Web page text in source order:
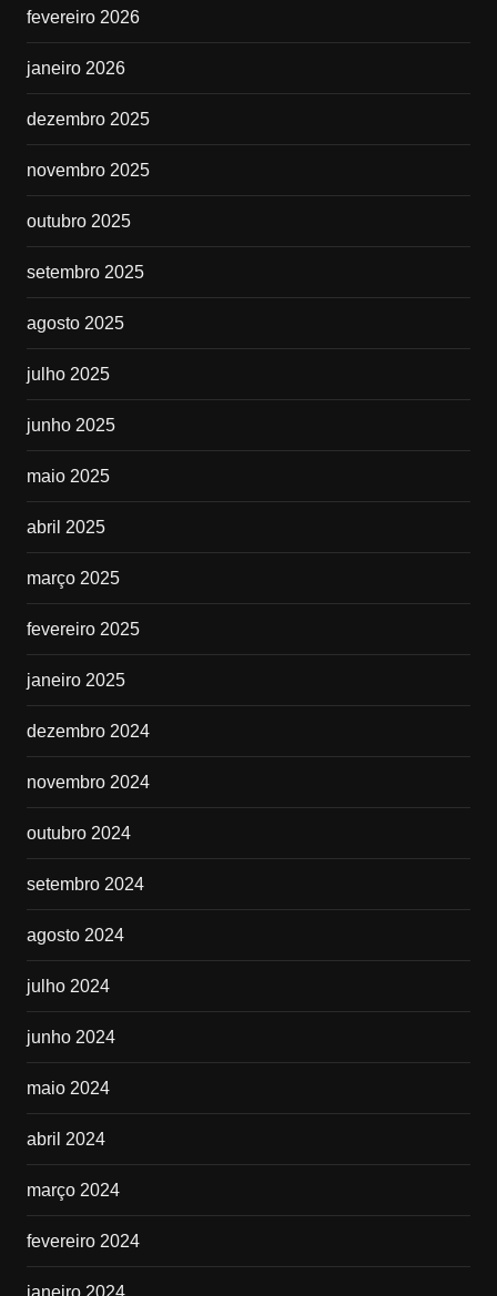
fevereiro 2026
janeiro 2026
dezembro 2025
novembro 2025
outubro 2025
setembro 2025
agosto 2025
julho 2025
junho 2025
maio 2025
abril 2025
março 2025
fevereiro 2025
janeiro 2025
dezembro 2024
novembro 2024
outubro 2024
setembro 2024
agosto 2024
julho 2024
junho 2024
maio 2024
abril 2024
março 2024
fevereiro 2024
janeiro 2024